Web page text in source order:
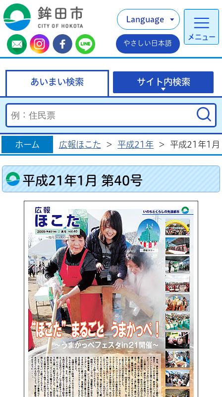
メニュー
Language
やさしい日本語
あいまい検索 サイト内検索
ホーム 広報ほこた > 平成21年 > 平成21年1
平成21年1月 第40号